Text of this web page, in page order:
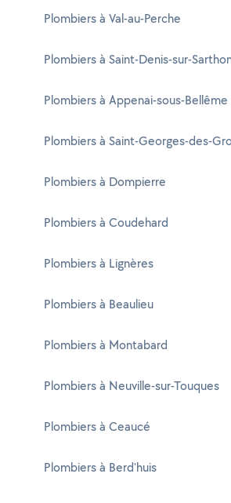
Plombiers à Val-au-Perche
Plombiers à Saint-Denis-sur-
Plombiers à Appenai-sous-Bellême
Plombiers à Saint-Georges-des-
Plombiers à Dompierre
Plombiers à Coudehard
Plombiers à Lignères
Plombiers à Beaulieu
Plombiers à Montabard
Plombiers à Neuville-sur-Touques
Plombiers à Ceaucé
Plombiers à Berd'huis